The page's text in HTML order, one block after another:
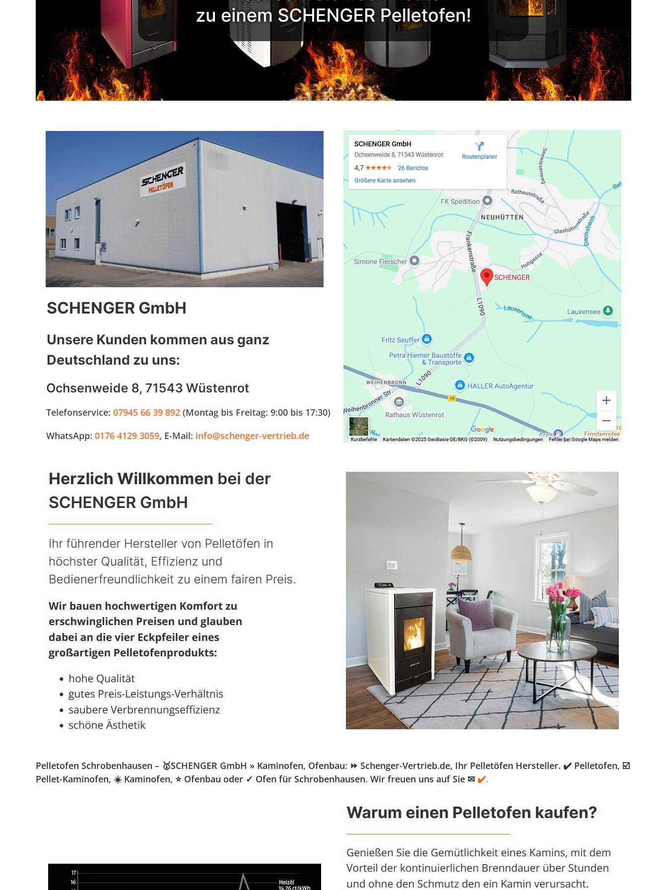
Pelletofen Schrobenhausen – 🥇SCHENGER GmbH » Kaminofen, Ofenbau: ⏩ Schenger-Vertrieb.de, Ihr Pelletöfen Hersteller. ✔️ Pelletofen, ☑️
Pellet-Kaminofen, ☀️ Kaminofen, ⭐ Ofenbau oder ✓ Ofen für Schrobenhausen. Wir freuen uns auf Sie ✉ ✔️.